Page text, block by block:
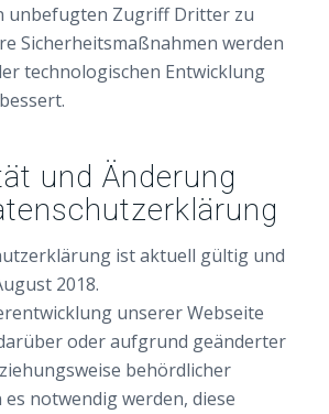
unbefugten Zugriff Dritter zu
Sicherheitsmaßnahmen werden
technologischen Entwicklung
und Änderung
ist aktuell gültig und
2018.
unserer Webseite
oder aufgrund geänderter
behördlicher
notwendig werden, diese